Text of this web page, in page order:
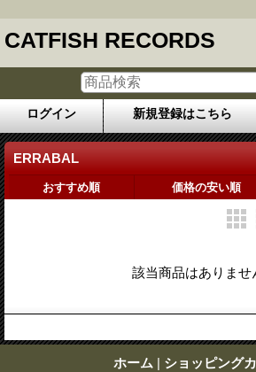
CATFISH RECORDS
ログイン 新規登録はこちら
ERRABAL
おすすめ順 価格の安い順
該当商品はありませ
ホーム | ショッピング